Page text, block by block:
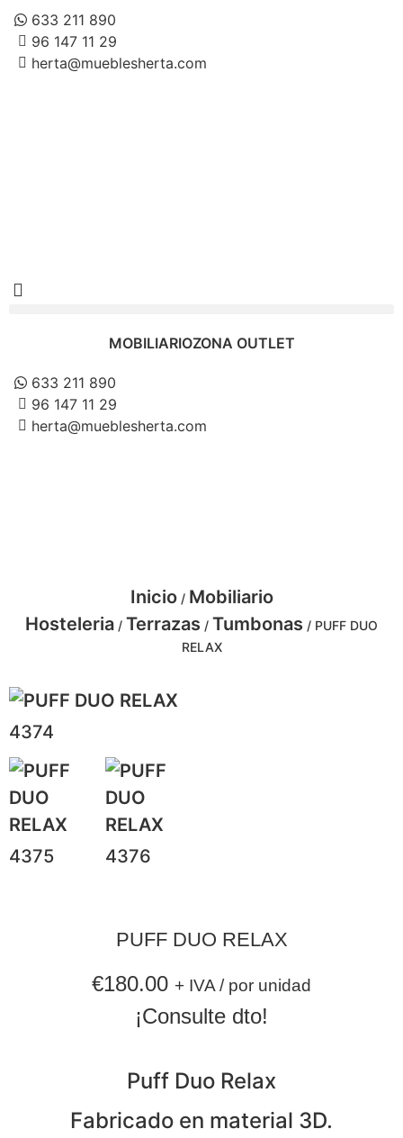
633 211 890
96 147 11 29
herta@mueblesherta.com
MOBILIARIOZONA OUTLET
633 211 890
96 147 11 29
herta@mueblesherta.com
Inicio/ Mobiliario
Hosteleria / Terrazas / Tumbonas / PUFF DUO
RELAX
4374
4375 4376
PUFF DUO RELAX
€180.00 + IVA / por unidad
¡Consulte dto!
Puff Duo Relax
Fabricado en material 3D.